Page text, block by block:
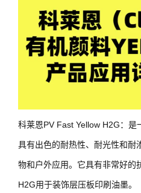
科莱恩PV Fast Yellow H2G：是
具有出色的耐热性、耐光性和耐
物和户外应用。它具有非常好的
H2G用于装饰层压板印刷油墨。